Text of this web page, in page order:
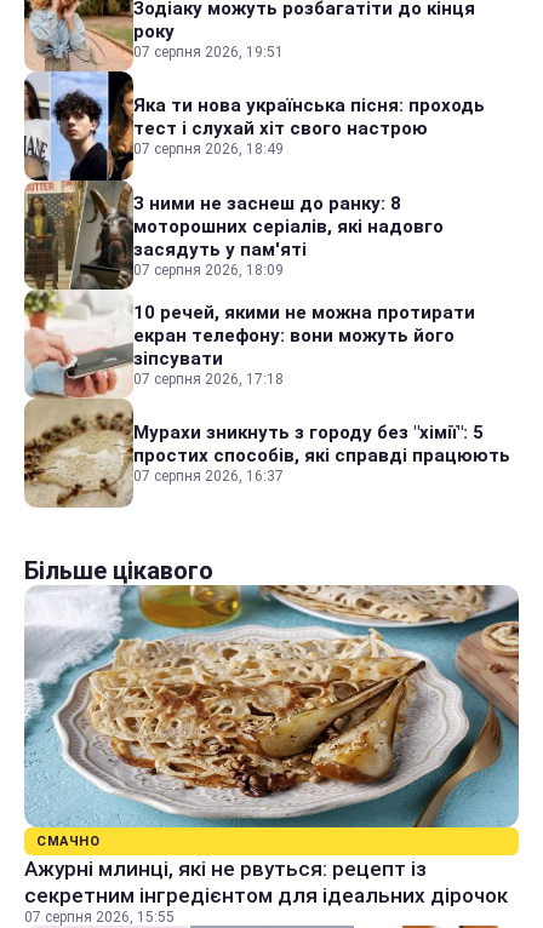
Зодіаку можуть розбагатіти до кінця
року
07 серпня 2026, 19:51
Яка ти нова українська пісня: проходь
тест і слухай хіт свого настрою
07 серпня 2026, 18:49
З ними не заснеш до ранку: 8
моторошних серіалів, які надовго
засядуть у пам'яті
07 серпня 2026, 18:09
10 речей, якими не можна протирати
екран телефону: вони можуть його
зіпсувати
07 серпня 2026, 17:18
Мурахи зникнуть з городу без "хімії": 5
простих способів, які справді працюють
07 серпня 2026, 16:37
Більше цікавого
СМАЧНО
Ажурні млинці, які не рвуться: рецепт із
секретним інгредієнтом для ідеальних дірочок
07 серпня 2026, 15:55